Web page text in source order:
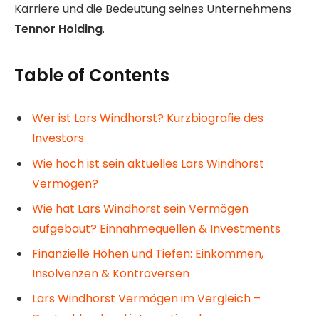
Karriere und die Bedeutung seines Unternehmens
Tennor Holding.
Table of Contents
Wer ist Lars Windhorst? Kurzbiografie des
Investors
Wie hoch ist sein aktuelles Lars Windhorst
Vermögen?
Wie hat Lars Windhorst sein Vermögen
aufgebaut? Einnahmequellen & Investments
Finanzielle Höhen und Tiefen: Einkommen,
Insolvenzen & Kontroversen
Lars Windhorst Vermögen im Vergleich –